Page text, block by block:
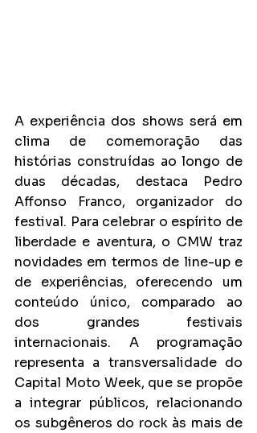
A experiência dos shows será em
clima de comemoração das
histórias construídas ao longo de
duas décadas, destaca Pedro
Affonso Franco, organizador do
festival. Para celebrar o espírito de
liberdade e aventura, o CMW traz
novidades em termos de line-up e
de experiências, oferecendo um
conteúdo único, comparado ao
dos grandes festivais
internacionais. A programação
representa a transversalidade do
Capital Moto Week, que se propõe
a integrar públicos, relacionando
os subgêneros do rock às mais de